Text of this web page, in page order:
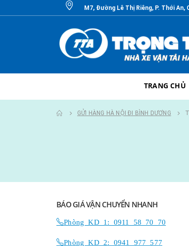
M7, Đường Lê Thị Riêng, P. Thới An,
TRANG CHỦ
GỬI HÀNG HÀ NỘI ĐI BÌNH DƯƠNG
BÁO GIÁ VẬN CHUYỂN NHANH
Phòng KD 1: 0911 58 70 70
Phòng KD 2: 0941 977 577